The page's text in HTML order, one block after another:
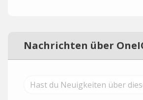
Nachrichten über